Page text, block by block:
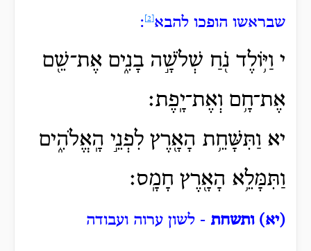
שבראשו הופכו להבא :
י וַיּ֥וֹלֶד נֹ֖חַ שְׁלֹשָׁ֣ה בָנִ֑ים אֶת־שֵׁ֖ם
אֶת־חָ֥ם וְאֶת־יָֽפֶת׃
יא וַתִּשָּׁחֵ֥ת הָאָ֖רֶץ לִפְנֵ֣י הָֽאֱלֹהִ֑ים
וַתִּמָּלֵ֥א הָאָ֖רֶץ חָמָֽס׃
(יא) ותשחת - לשון ערוה ועבודה